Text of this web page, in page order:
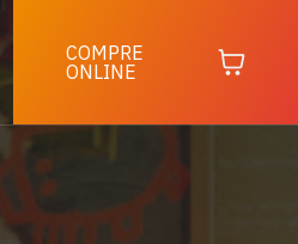
COMPRE
ONLINE